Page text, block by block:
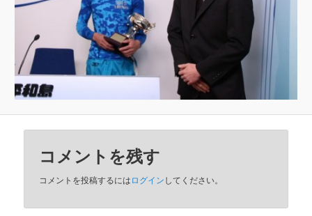
コメントを残す
コメントを投稿するにはログインしてください。